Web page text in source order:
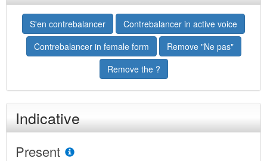
S'en contrebalancer
Contrebalancer in active voice
Contrebalancer in female form
Remove "Ne pas"
Remove the ?
Indicative
Present